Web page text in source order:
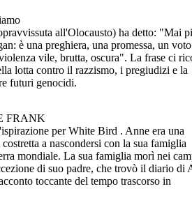
all'Olocausto) ha detto: "Mai
è una preghiera, una promessa, un
vile, brutta, oscura". La frase ci
lotta contro il razzismo, i pregiudizi e la
futuri genocidi.
FRANK
per White Bird . Anne era una
a nascondersi con la sua famiglia
mondiale. La sua famiglia morì nei
di suo padre, che trovò il diario di
toccante del tempo trascorso in